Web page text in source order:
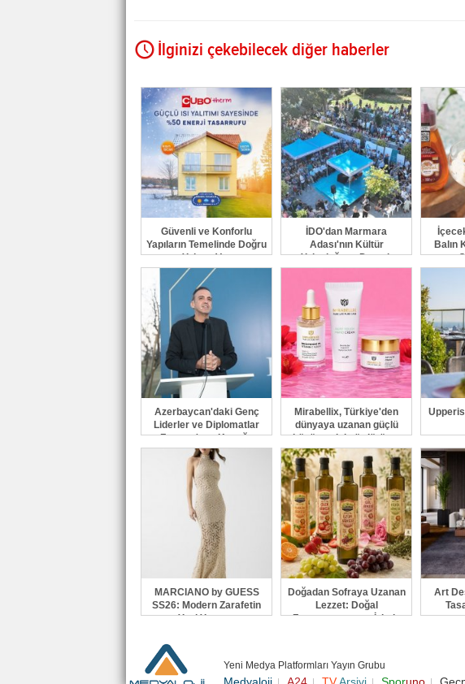
İlginizi çekebilecek diğer haberler
Güvenli ve Konforlu
Yapıların Temelinde Doğru
Yalıtım Var
İDO'dan Marmara
Adası'nın Kültür
Yolculuğuna Destek
Balın
Azerbaycan'daki Genç
Liderler ve Diplomatlar
Forumu'nun Konuğu
Mentör ve Akademisyen
Fatih Elibol Oldu
Mirabellix, Türkiye'den
dünyaya uzanan güçlü
büyümesini sürdürüyor
MARCIANO by GUESS
SS26: Modern Zarafetin
Yeni Yorumu
Doğadan Sofraya Uzanan
Lezzet: Doğal
Fermantasyonun İzinde
Art
Yeni Medya Platformları Yayın Grubu
Medyaloji A24 TVArşivi Sporuno